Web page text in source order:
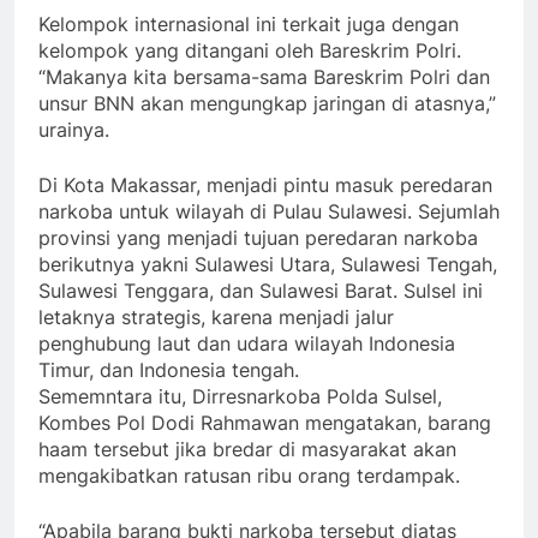
Kelompok internasional ini terkait juga dengan
kelompok yang ditangani oleh Bareskrim Polri.
“Makanya kita bersama-sama Bareskrim Polri dan
unsur BNN akan mengungkap jaringan di atasnya,”
urainya.
Di Kota Makassar, menjadi pintu masuk peredaran
narkoba untuk wilayah di Pulau Sulawesi. Sejumlah
provinsi yang menjadi tujuan peredaran narkoba
berikutnya yakni Sulawesi Utara, Sulawesi Tengah,
Sulawesi Tenggara, dan Sulawesi Barat. Sulsel ini
letaknya strategis, karena menjadi jalur
penghubung laut dan udara wilayah Indonesia
Timur, dan Indonesia tengah.
Sememntara itu, Dirresnarkoba Polda Sulsel,
Kombes Pol Dodi Rahmawan mengatakan, barang
haam tersebut jika bredar di masyarakat akan
mengakibatkan ratusan ribu orang terdampak.
“Apabila barang bukti narkoba tersebut diatas